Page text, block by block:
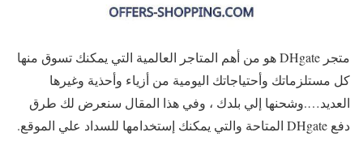
متجر DHgate هو من أهم المتاجر العالمية التي يمكنك تسوق منها
كل مستلزماتك وأحتياجاتك اليومية من أزياء وأحذية وغيرها
العديد….وشحنها إلي بلدك ، وفي هذا المقال سنعرض لك طرق
دفع DHgate المتاحة والتي يمكنك إستخدامها للسداد علي الموقع.